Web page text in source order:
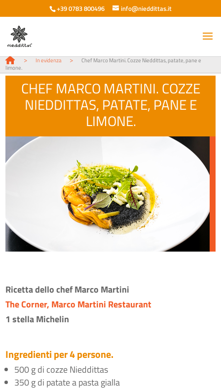
+39 0783 800496 info@nieddittas.it
> In evidenza >
Chef Marco Martini. Cozze Nieddittas, patate, pane e
limone.
CHEF MARCO MARTINI. COZZE
NIEDDITTAS, PATATE, PANE E
LIMONE.
Ricetta dello chef Marco Martini
The Corner, Marco Martini Restaurant
1 stella Michelin
Ingredienti per 4 persone.
500 g di cozze Nieddittas
350 g di patate a pasta gialla